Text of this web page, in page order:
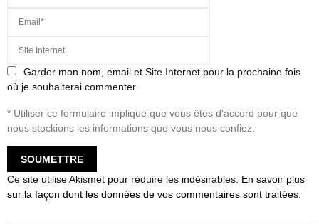
Garder mon nom, email et Site Internet pour la prochaine fois
où je souhaiterai commenter.
* Utiliser ce formulaire implique que vous êtes d'accord pour que
nous stockions les informations que vous nous confiez.
Ce site utilise Akismet pour réduire les indésirables. En savoir plus
sur la façon dont les données de vos commentaires sont traitées.